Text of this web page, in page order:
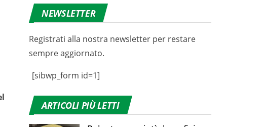
NEWSLETTER
Registrati alla nostra newsletter per restare
sempre aggiornato.
[sibwp_form id=1]
ARTICOLI PIÙ LETTI